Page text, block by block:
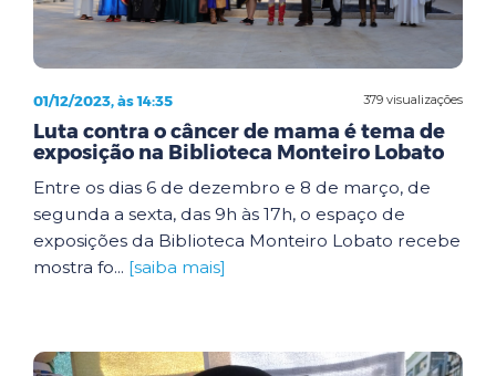
379 visualizações
01/12/2023, às 14:35
Luta contra o câncer de mama é tema de
exposição na Biblioteca Monteiro Lobato
Entre os dias 6 de dezembro e 8 de março, de
segunda a sexta, das 9h às 17h, o espaço de
exposições da Biblioteca Monteiro Lobato recebe
mostra fo... [saiba mais]